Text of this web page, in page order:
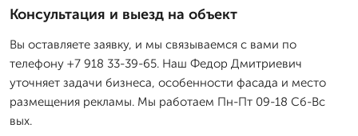
Консультация и выезд на объект
Вы оставляете заявку, и мы связываемся с вами по
телефону +7 918 33-39-65. Наш Федор Дмитpиевич
уточняет задачи бизнеса, особенности фасада и место
размещения рекламы. Мы работаем Пн-Пт 09-18 Сб-Вс
вых.